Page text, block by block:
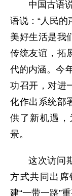
中国古语
语说：“人民的
美好生活是我
传统友谊，拓
代的内涵。今
功召开，对进
化作出系统部
供了新机遇
景。
这次访问
方式共同出
建“一带一路”